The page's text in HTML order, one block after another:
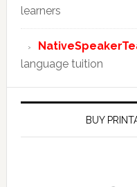
learners
language tuition
BUY